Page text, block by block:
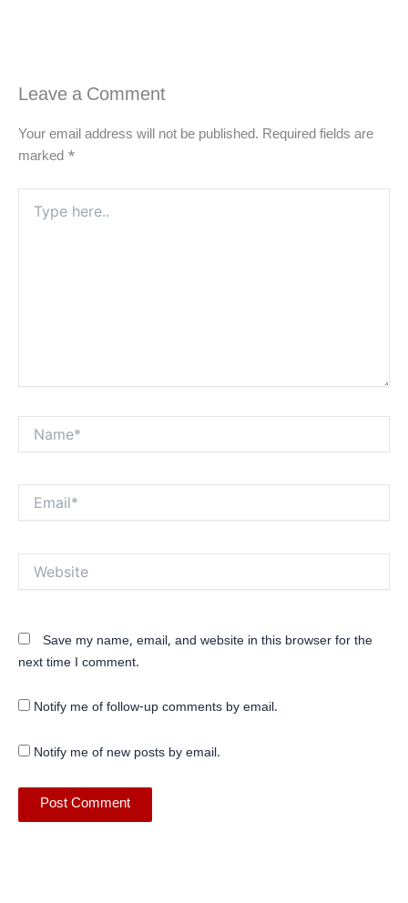
Leave a Comment
Your email address will not be published. Required fields are
marked *
here..
Save my name, email, and website in this browser for the
next time I comment.
Notify me of follow-up comments by email.
Notify me of new posts by email.